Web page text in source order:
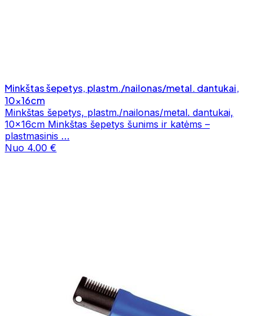
Minkštas šepetys, plastm./nailonas/metal. dantukai,
10x16cm
Minkštas šepetys, plastm./nailonas/metal. dantukai,
10x16cm Minkštas šepetys šunims ir katėms –
plastmasinis …
Nuo 4.00 €